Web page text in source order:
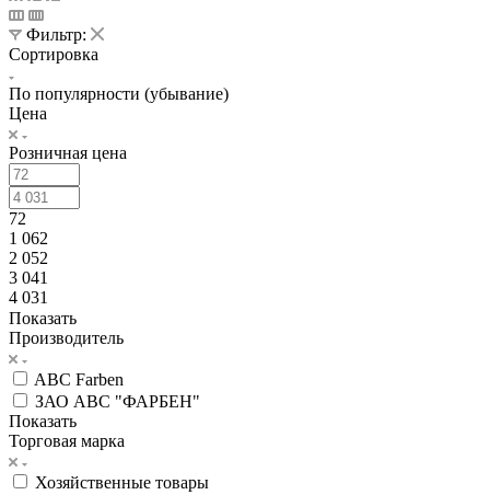
Фильтр:
Сортировка
По популярности (убывание)
Цена
Розничная цена
72
1 062
2 052
3 041
4 031
Показать
Производитель
ABC Farben
ЗАО АВС "ФАРБЕН"
Показать
Торговая марка
Хозяйственные товары